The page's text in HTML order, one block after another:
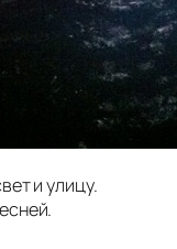
и улицу.